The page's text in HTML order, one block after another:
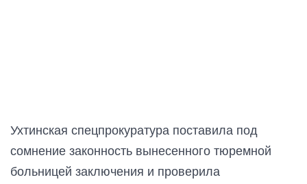
Ухтинская спецпрокуратура поставила под
сомнение законность вынесенного тюремной
больницей заключения и проверила